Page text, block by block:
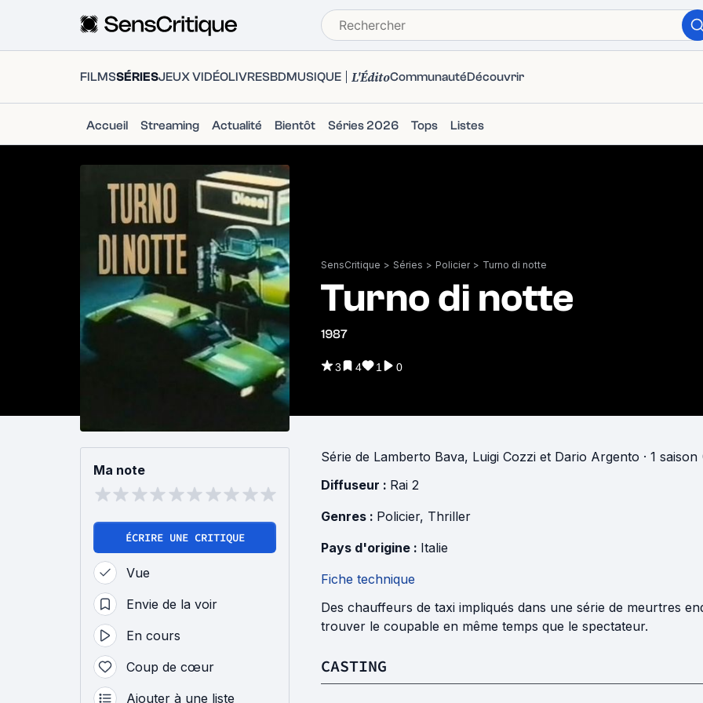
FILMSSÉRIESJEUX VIDÉOLIVRESBDMUSIQUE L'ÉditoCommunautéDécouvrir
Accueil Streaming Actualité Bientôt Séries 2026 Tops Listes
SensCritique > Séries > Policier > Turno di notte
Turno di notte
1987
3 4 1 0
Ma note
ÉCRIRE UNE CRITIQUE
Vue
Envie de la voir
En cours
Coup de cœur
Ajouter à une liste
Série de Lamberto Bava, Luigi Cozzi et Dario Argento · 1 saison
Diffuseur : Rai 2
Genres : Policier, Thriller
Pays d'origine : Italie
Fiche technique
Des chauffeurs de taxi impliqués dans une série de meurtres
trouver le coupable en même temps que le spectateur.
CASTING